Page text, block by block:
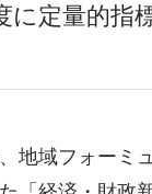
に定量的指
地域フォーミ